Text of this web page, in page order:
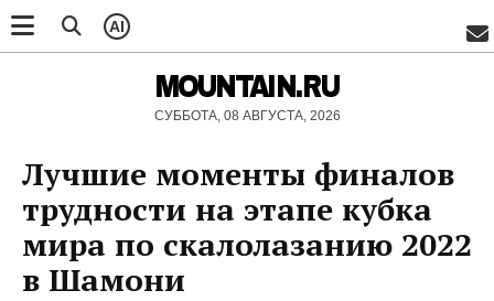
AI
MOUNTAIN.RU
СУББОТА, 08 АВГУСТА, 2026
Лучшие моменты финалов
трудности на этапе кубка
мира по скалолазанию 2022
в Шамони